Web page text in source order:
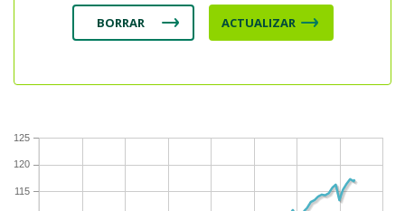
115
120
125